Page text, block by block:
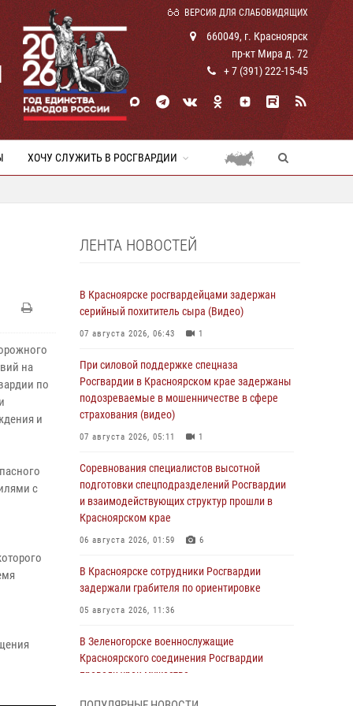
ВЕРСИЯ ДЛЯ СЛАБОВИДЯЩИХ
660049, г. Красноярск
пр-кт Мира д. 72
+ 7 (391) 222-15-45
ХОЧУ СЛУЖИТЬ В РОСГВАРДИИ
на
по
и
с
ЛЕНТА НОВОСТЕЙ
В Красноярске росгвардейцами задержан
серийный похититель сыра (Видео)
07 августа 2026, 06:43 1
При силовой поддержке спецназа
Росгвардии в Красноярском крае задержаны
подозреваемые в мошенничестве в сфере
страхования (видео)
07 августа 2026, 05:11 1
Соревнования специалистов высотной
подготовки спецподразделений Росгвардии
и взаимодействующих структур прошли в
Красноярском крае
06 августа 2026, 01:59 6
В Красноярске сотрудники Росгвардии
задержали грабителя по ориентировке
05 августа 2026, 11:36
В Зеленогорске военнослужащие
Красноярского соединения Росгвардии
провели урок мужества